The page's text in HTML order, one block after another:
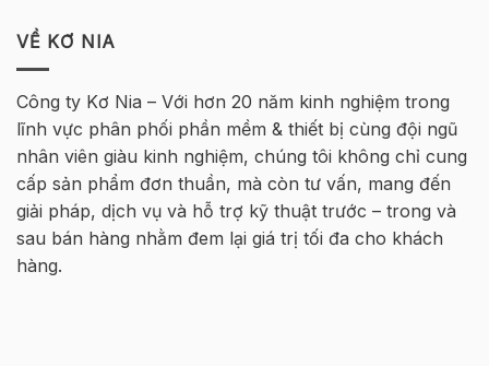
Bê
Cốt
thép
2026
–
Hà
Nội
MT
HØJGAARD
VIETNAM
VỀ KƠ NIA
Công ty Kơ Nia – Với hơn 20 năm kinh nghiệm trong
lĩnh vực phân phối phần mềm & thiết bị cùng đội ngũ
nhân viên giàu kinh nghiệm, chúng tôi không chỉ cung
cấp sản phẩm đơn thuần, mà còn tư vấn, mang đến
giải pháp, dịch vụ và hỗ trợ kỹ thuật trước – trong và
sau bán hàng nhằm đem lại giá trị tối đa cho khách
hàng.